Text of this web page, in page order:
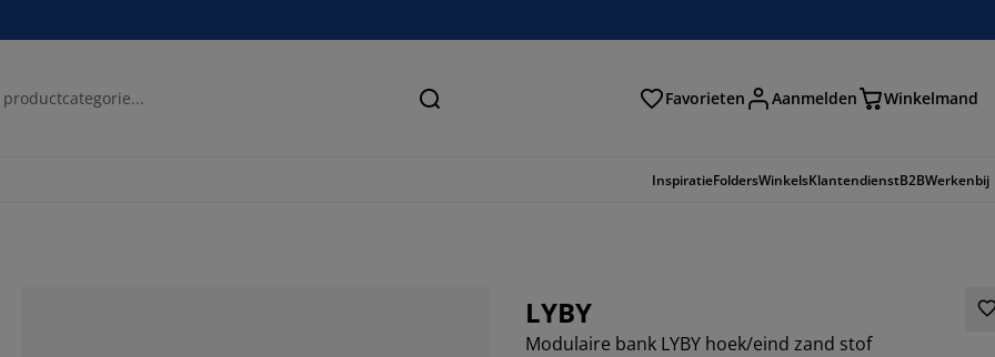
Zoeken Favorieten Aanmelden Winkelmand
InspiratieFoldersWinkelsKlantendienstB2BWerkenbij
LYBY
Modulaire bank LYBY hoek/eind zand stof